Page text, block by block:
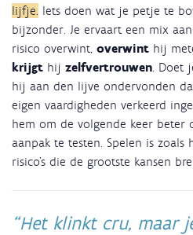
lijfje. Iets doen wat je petje te
bijzonder. Je ervaart een mix
risico overwint, overwint hij
krijgt hij zelfvertrouwen. Doet
hij aan den lijve ondervonden
eigen vaardigheden verkeerd
hem om de volgende keer beter
aanpak te testen. Spelen is
risico’s die de grootste kansen
Het klinkt cru, maar